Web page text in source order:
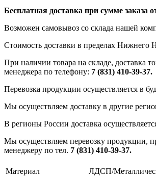
Бесплатная доставка при сумме заказа
Возможен самовывоз со склада нашей
Стоимость доставки в пределах Нижнего
При наличии товара на складе, доставка
менеджера по телефону: 7 (831) 410-39-37.
Перевозка продукции осуществляется в
Мы осуществляем доставку в другие
В регионы России доставка
Мы осуществляем перевозку продукции,
менеджеру по тел. 7 (831) 410-39-37.
Материал
ЛДСП/